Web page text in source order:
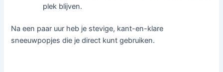
plek blijven.
Na een paar uur heb je stevige, kant-en-klare
sneeuwpopjes die je direct kunt gebruiken.